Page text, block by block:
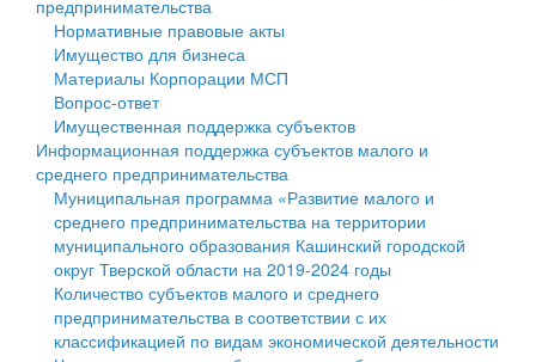
Государственные услуги
Промышленность и АПК
Экономика и бизнес
...
Символика
Устав
Гостям округа
Туризм
Культура
Образование
Здравоохранение
муниципального округа Тверской области
Администрация Кашинского муниципального округа
Тверской области
Управление сельскими территориями
Открытые данные
Работа с обращениями граждан
Муниципальный контроль
Финансовое управление
Бюджет для граждан
Имущество
Выявление правообладателей ранее учтенных
объектов недвижимости
Имущественная поддержка субъектов малого и
среднего предпринимательства
предпринимательства
Нормативные правовые акты
Имущество для бизнеса
Материалы Корпорации МСП
Вопрос-ответ
Имущественная поддержка субъектов
Информационная поддержка субъектов малого и
среднего предпринимательства
Муниципальная программа «Развитие малого и
среднего предпринимательства на территории
муниципального образования Кашинский городской
округ Тверской области на 2019-2024 годы
Количество субъектов малого и среднего
предпринимательства в соответствии с их
классификацией по видам экономической деятельности